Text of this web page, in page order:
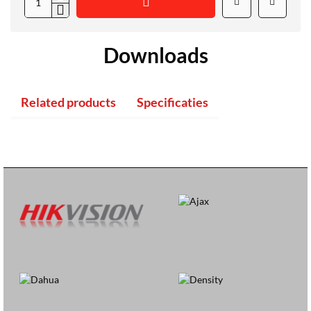
Downloads
Related products Specificaties